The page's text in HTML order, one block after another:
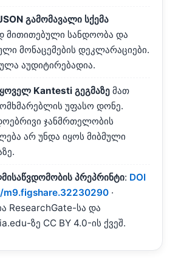
გამომავალი სქემა
მითითებული სანდოობა და
მონაცემების დეკლარაციები.
აუდიტირებადია.
Kantesti გეგმაზე მათ
უფასო დონე.
ჯანმრთელობის
არ უნდა იყოს მიბმული
პრეპრინტი: DOI
m9.figshare.32230290 ·
ResearchGate-სა და
ზე CC BY 4.0-ის ქვეშ.